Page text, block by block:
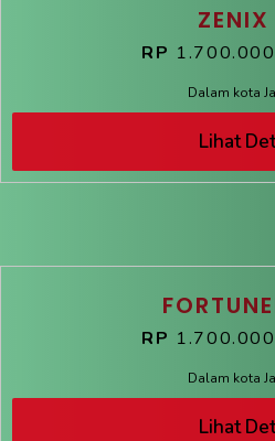
ZENIX
RP
Dalam kota
Lihat
RP
Dalam kota
Lihat